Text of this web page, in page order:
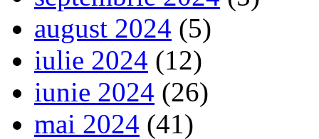
august 2024 (5)
iulie 2024 (12)
iunie 2024 (26)
mai 2024 (41)